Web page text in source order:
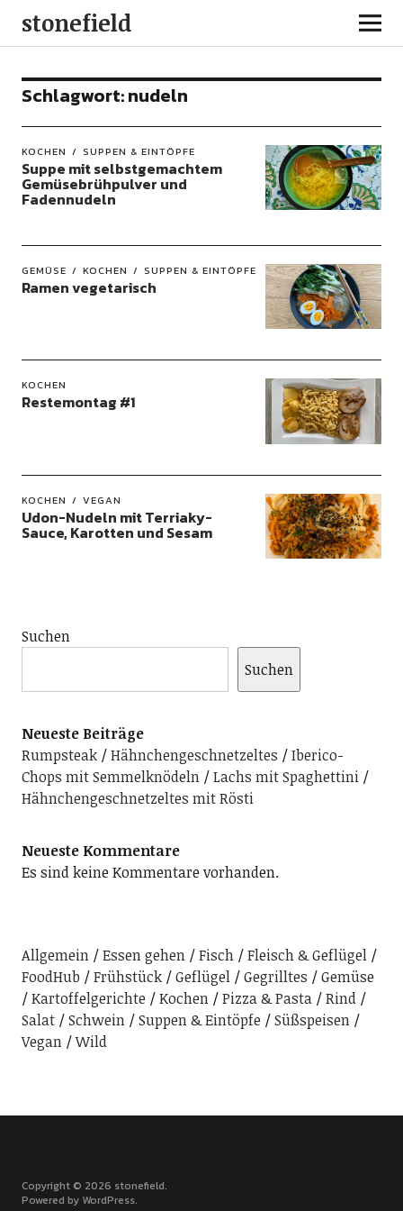
stonefield
Schlagwort:nudeln
KOCHEN SUPPEN & EINTÖPFE
Suppe mit selbstgemachtem
Gemüsebrühpulver und
Fadennudeln
GEMÜSE KOCHEN SUPPEN & EINTÖPFE
Ramen vegetarisch
KOCHEN
Restemontag #1
KOCHEN VEGAN
Udon-Nudeln mit Terriaky-
Sauce, Karotten und Sesam
Suchen
Suchen
Neueste Beiträge
Rumpsteak
Hähnchengeschnetzeltes
Iberico-
Chops mit Semmelknödeln
Lachs mit Spaghettini
Hähnchengeschnetzeltes mit Rösti
Neueste Kommentare
Es sind keine Kommentare vorhanden.
Allgemein Essen gehen Fisch
Fleisch & Geflügel
FoodHub
Frühstück Geflügel Gegrilltes
Gemüse
Kartoffelgerichte
Kochen Pizza & Pasta
Rind
Salat
Schwein Suppen & Eintöpfe
Süßspeisen
Vegan
Wild
Copyright © 2026 stonefield
Powered by WordPress